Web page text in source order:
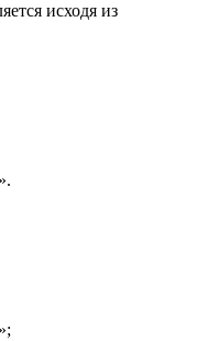
исходя из